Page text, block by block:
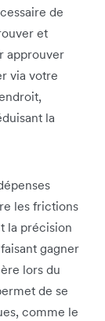
de
et
approuver
via votre
la
les frictions
la précision
gagner
lors du
de se
comme le